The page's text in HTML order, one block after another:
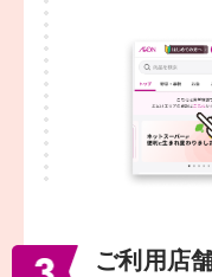
ご利用店